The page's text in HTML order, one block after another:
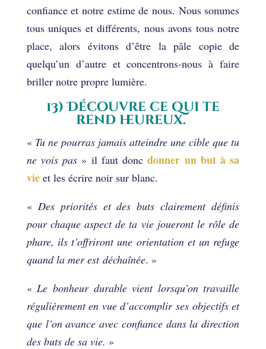
confiance et notre estime de nous. Nous sommes
tous uniques et différents, nous avons tous notre
place, alors évitons d’être la pâle copie de
quelqu’un d’autre et concentrons-nous à faire
briller notre propre lumière.
13) Découvre ce qui te
rend heureux.
« Tu ne pourras jamais atteindre une cible que tu
ne vois pas » il faut doncdonner un but à sa
vieet les écrire noir sur blanc.
« Des priorités et des buts clairement définis
pour chaque aspect de ta vie joueront le rôle de
phare, ils t’offriront une orientation et un refuge
quand la mer est déchaînée. »
«Le bonheur durable vient lorsqu’on travaille
régulièrement en vue d’accomplir ses objectifs et
que l’on avance avec confiance dans la direction
des buts de sa vie. »